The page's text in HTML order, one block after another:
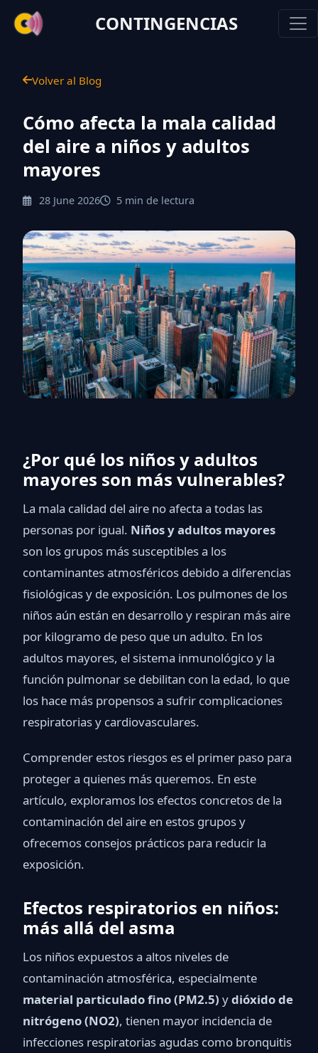
CONTINGENCIAS
Volver al Blog
Cómo afecta la mala calidad
del aire a niños y adultos
mayores
28 June 2026 5 min de lectura
¿Por qué los niños y adultos
mayores son más vulnerables?
La mala calidad del aire no afecta a todas las
personas por igual. Niños y adultos mayores
son los grupos más susceptibles a los
contaminantes atmosféricos debido a diferencias
fisiológicas y de exposición. Los pulmones de los
niños aún están en desarrollo y respiran más aire
por kilogramo de peso que un adulto. En los
adultos mayores, el sistema inmunológico y la
función pulmonar se debilitan con la edad, lo que
los hace más propensos a sufrir complicaciones
respiratorias y cardiovasculares.
Comprender estos riesgos es el primer paso para
proteger a quienes más queremos. En este
artículo, exploramos los efectos concretos de la
contaminación del aire en estos grupos y
ofrecemos consejos prácticos para reducir la
exposición.
Efectos respiratorios en niños:
más allá del asma
Los niños expuestos a altos niveles de
contaminación atmosférica, especialmente
material particulado fino (PM2.5) ydióxido de
nitrógeno (NO2), tienen mayor incidencia de
infecciones respiratorias agudas como bronquitis